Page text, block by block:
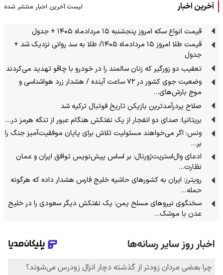
آخرین اخبار لیست آخرین اخبار منتشر شده
قیمت انواع سکه امروز پنجشنبه ۱۵ مردادماه ۱۴۰۵ + جدول
قیمت طلا امروز ۱۵ مردادماه ۱۴۰۵/ طلا به سد روانی نزدیک شد +
جدول
تعقیب دو زورگیر که زنان سالمند را در خودرو با چاقو تهدید می‌کردند
وضعیت جوی کشور در ۷۲ ساعت آینده / هشدار زرد هواشناسی و
موج بارش‌های…
صلاح پردرآمدترین بازیکن تاریخ فوتبال ترکیه شد
بریتانیا: صدای دو انفجار از یک نفتکش هنگام عبور از تنگه هرمز در…
ونس: اگر می‌خواهند مسئولیت تلاش برای پایان موفقیت‌آمیز جنگ را
بر…
ادعای وال‌استریت‌ژورنال: بر اساس پیش‌نویس توافق ایران و عمان
نظارت…
رویترز: ایران به کشورهای حاشیه خلیج فارس هشدار داده که هرگونه
حمله…
سخنگوی نیرو‌های مسلح یمن: یک نفتکش دیگر سعودی را در خلیج
عدن با موشک…